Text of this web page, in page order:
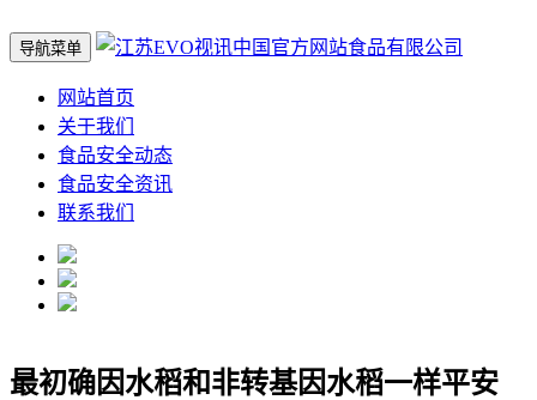
导航菜单
网站首页
关于我们
食品安全动态
食品安全资讯
联系我们
最初确因水稻和非转基因水稻一样平安